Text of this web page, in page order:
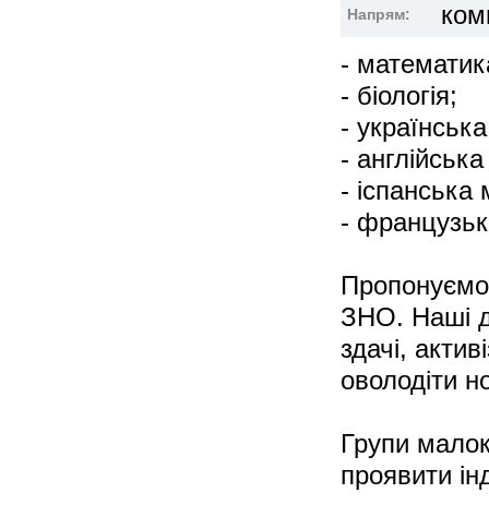
Напрям:
-
- біологія;
-
-
- іспанська
-
Пропонуємо
ЗНО. Наші
здачі,
оволодіти
Групи
проявити